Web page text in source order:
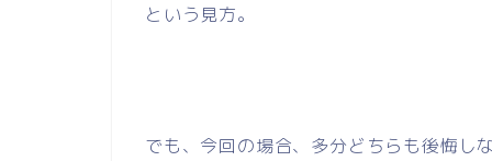
という見方。
でも、今回の場合、多分どちらも後悔しな